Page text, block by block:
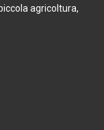
agricoltura,